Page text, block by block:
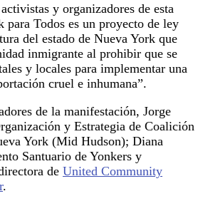
y organizadores de esta
para Todos es un proyecto de ley
del estado de Nueva York que
inmigrante al prohibir que se
y locales para implementar una
cruel e inhumana”.
de la manifestación, Jorge
y Estrategia de Coalición
York (Mid Hudson); Diana
Santuario de Yonkers y
de United Community
.